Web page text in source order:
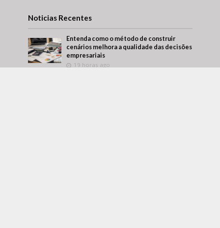
Noticias Recentes
Entenda como o método de construir
cenários melhora a qualidade das decisões
empresariais
19 horas ago